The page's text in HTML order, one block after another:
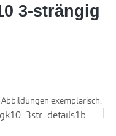
3-strängig
exemplarisch.